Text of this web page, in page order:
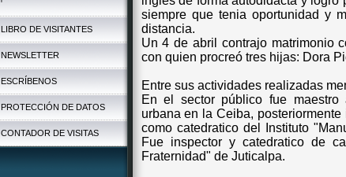
ENCUENTRANOS TAMBIÉN EN "FACEBOOK"
LIBRO DE VISITANTES
NEWSLETTER
ESCRÍBENOS
PROTECCIÓN DE DATOS
CONTADOR DE VISITAS
siempre que tenia oportunidad y
distancia.
Un 4 de abril contrajo matrimonio
con quien procreó tres hijas: Dora
Entre sus actividades realizadas
En el sector público fue maestro
urbana en la Ceiba,
como catedratico del Instituto
Fue inspector y catedratico de
Fraternidad" de Juticalpa.